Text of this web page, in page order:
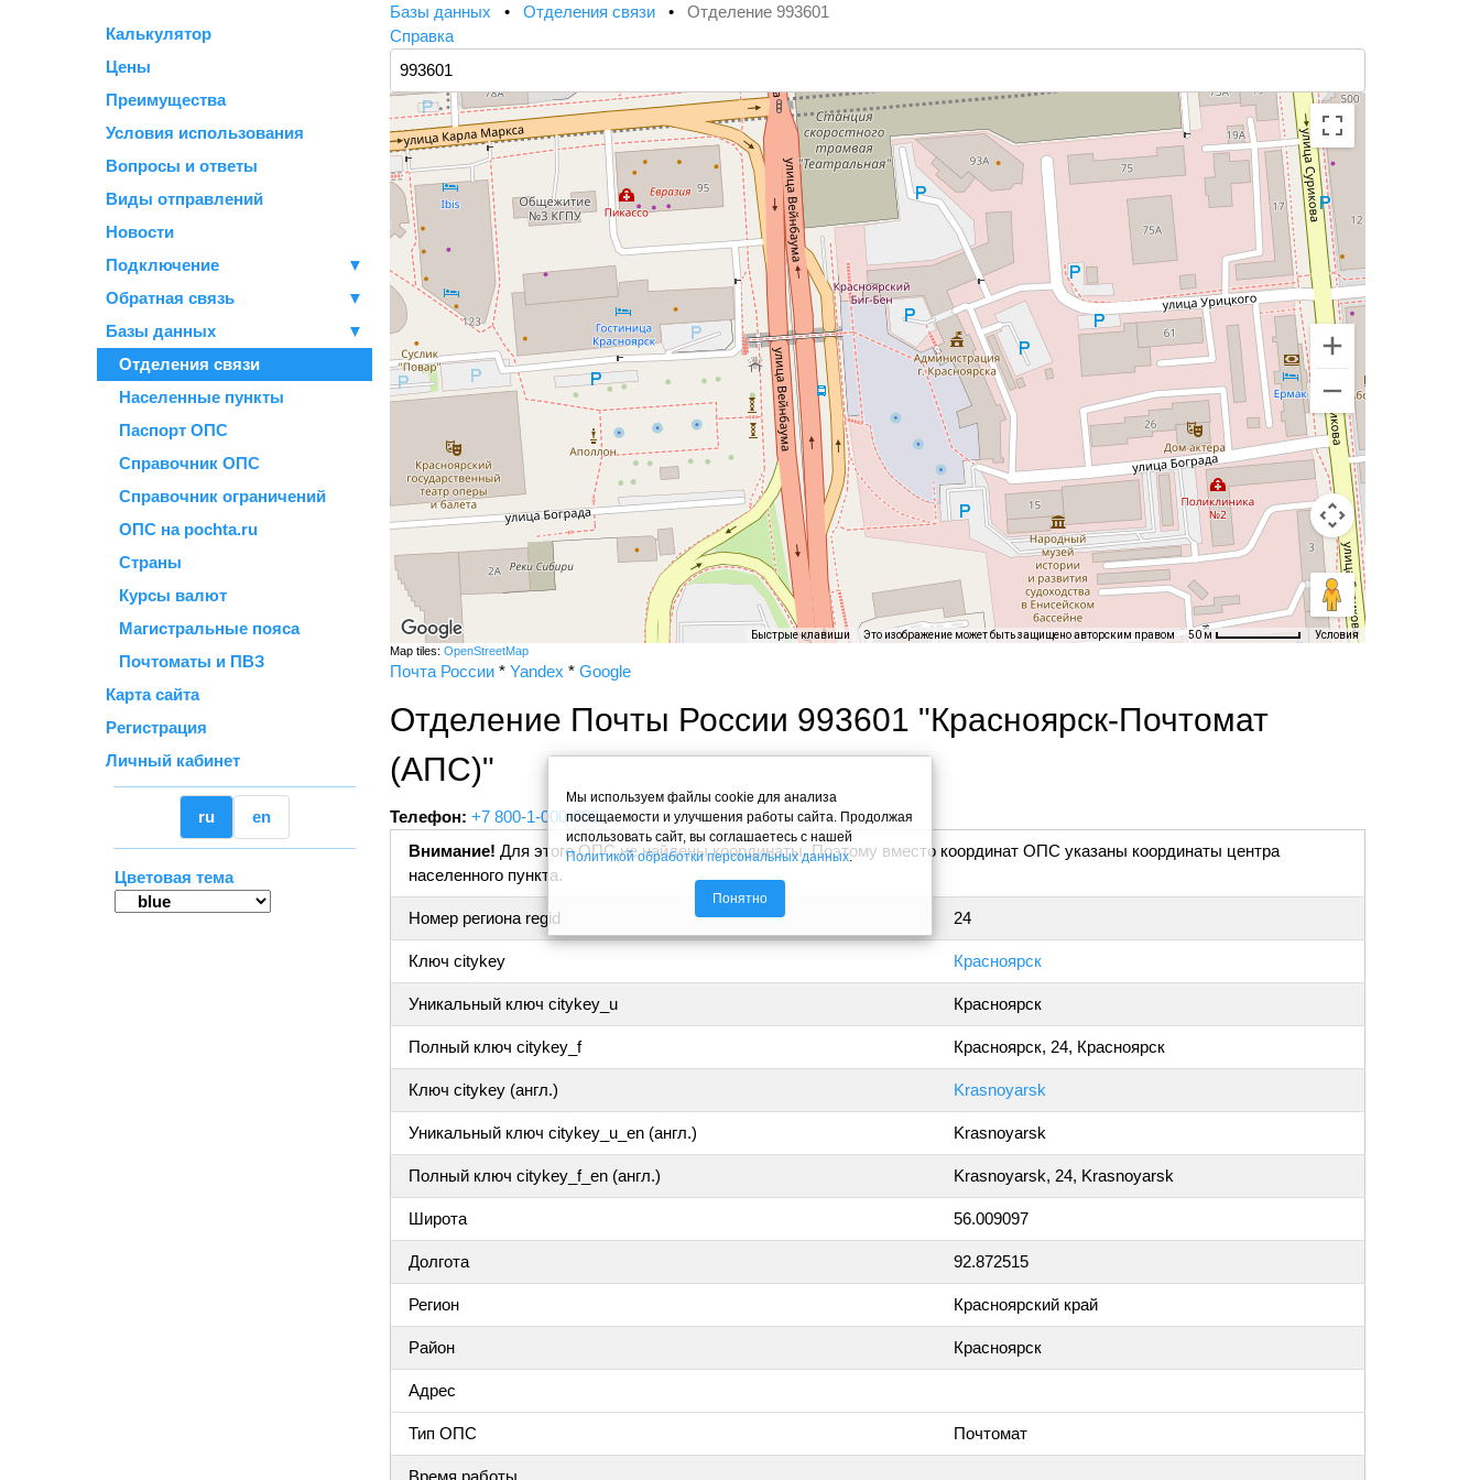
Калькулятор
Цены
Преимущества
Условия использования
Вопросы и ответы
Виды отправлений
Новости
Подключение
▼
Обратная связь
▼
Базы данных
▼
Отделения связи
Населенные пункты
Паспорт ОПС
Справочник ОПС
Справочник ограничений
ОПС на pochta.ru
Страны
Курсы валют
Магистральные пояса
Почтоматы и ПВЗ
Карта сайта
Регистрация
Личный кабинет
ru en
Цветовая тема
Базы данных • Отделения связи • Отделение 993601
Справка
Быстрые клавиши Это изображение может быть защищено авторским правом 50 м Условия
Map tiles: OpenStreetMap
Почта России * Yandex * Google
Отделение Почты России 993601 "Красноярск-Почтомат
(АПС)"
Телефон: +7 800-1-000-000
Внимание! Для этого ОПС не найдены координаты. Поэтому вместо координат ОПС указаны координаты центра
населенного пункта.
Номер региона regid 24
Ключ citykey Красноярск
Уникальный ключ citykey_u Красноярск
Полный ключ citykey_f Красноярск, 24, Красноярск
Ключ citykey (англ.) Krasnoyarsk
Уникальный ключ citykey_u_en (англ.) Krasnoyarsk
Полный ключ citykey_f_en (англ.) Krasnoyarsk, 24, Krasnoyarsk
Широта 56.009097
Долгота 92.872515
Регион Красноярский край
Район Красноярск
Адрес
Тип ОПС Почтомат
Мы используем файлы cookie для анализа
посещаемости и улучшения работы сайта. Продолжая
использовать сайт, вы соглашаетесь с нашей
Политикой обработки персональных данных.
Понятно